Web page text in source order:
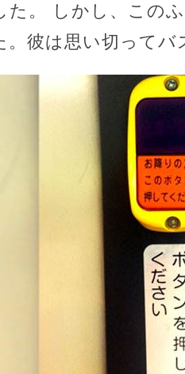
た。 しかし、この
。彼は思い切ってバ